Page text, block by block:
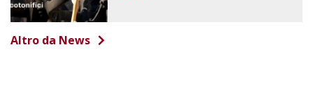
Altro da News